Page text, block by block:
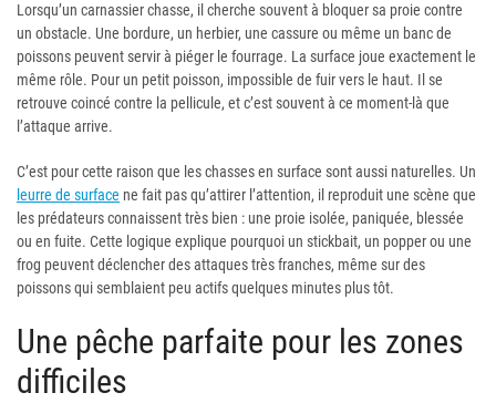
Lorsqu’un carnassier chasse, il cherche souvent à bloquer sa proie contre
un obstacle. Une bordure, un herbier, une cassure ou même un banc de
poissons peuvent servir à piéger le fourrage. La surface joue exactement le
même rôle. Pour un petit poisson, impossible de fuir vers le haut. Il se
retrouve coincé contre la pellicule, et c’est souvent à ce moment-là que
l’attaque arrive.
C’est pour cette raison que les chasses en surface sont aussi naturelles. Un
leurre de surface ne fait pas qu’attirer l’attention, il reproduit une scène que
les prédateurs connaissent très bien : une proie isolée, paniquée, blessée
ou en fuite. Cette logique explique pourquoi un stickbait, un popper ou une
frog peuvent déclencher des attaques très franches, même sur des
poissons qui semblaient peu actifs quelques minutes plus tôt.
Une pêche parfaite pour les zones
difficiles